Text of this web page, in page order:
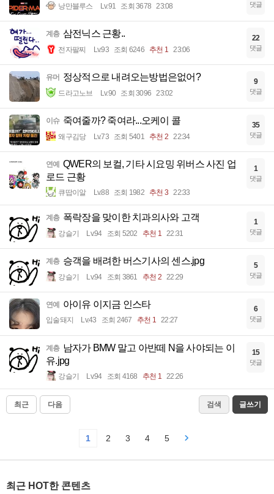
낭만블루스 Lv.91 조회 3678 23:08 댓글
계층 삼전닉스 근황..
전자팔찌 Lv.93 조회 6246 추천 1 23:06
22
댓글
유머 정상적으로 내려오는방법은없어?
드라고노브 Lv.90 조회 3096 23:02
9
댓글
이슈 죽여줄까? 죽여라...오케이 콜
왜구김당 Lv.73 조회 5401 추천 2 22:34
35
댓글
연예
QWER의 보컬, 기타 시요밍 위버스 사진 업
로드 근황
큐땁이알 Lv.88 조회 1982 추천 3 22:33
1
댓글
계층 폭락장을 맞이한 치과의사와 고객
강슬기 Lv.94 조회 5202 추천 1 22:31
1
댓글
계층 승객을 배려한 버스기사의 센스.jpg
강슬기 Lv.94 조회 3861 추천 2 22:29
5
댓글
연예 아이유 이지금 인스타
입술돼지 Lv.43 조회 2467 추천 1 22:27
6
댓글
계층 남자가 BMW 말고 아반떼 N을 사야되는 이
유.jpg
강슬기 Lv.94 조회 4168 추천 1 22:26
15
댓글
최근 다음 검색 글쓰기
1 2 3 4 5
최근 HOT한 콘텐츠